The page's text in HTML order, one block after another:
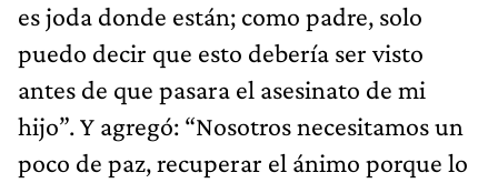
es joda donde están; como padre, solo
puedo decir que esto debería ser visto
antes de que pasara el asesinato de mi
hijo”. Y agregó: “Nosotros necesitamos un
poco de paz, recuperar el ánimo porque lo